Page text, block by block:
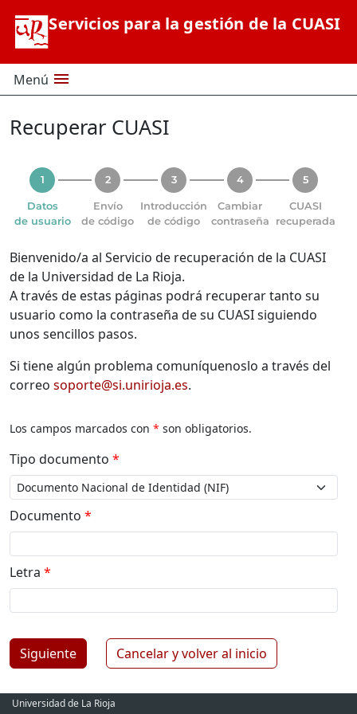
Servicios para la gestión de la CUASI
Menú menu
Recuperar CUASI
Datos
de usuario
Envío
de código
Introducción
de código
Cambiar
contraseña
CUASI
recuperada
Bienvenido/a al Servicio de recuperación de la CUASI
de la Universidad de La Rioja.
A través de estas páginas podrá recuperar tanto su
usuario como la contraseña de su CUASI siguiendo
unos sencillos pasos.
Si tiene algún problema comuníquenoslo a través del
correo soporte@si.unirioja.es.
Los campos marcados con * son obligatorios.
Tipo documento *
Documento *
Letra *
Siguiente Cancelar y volver al inicio
Universidad de La Rioja